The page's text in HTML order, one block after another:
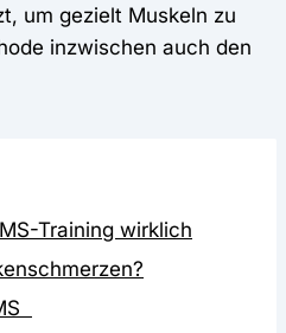
um gezielt Muskeln zu
inzwischen auch den
Training wirklich